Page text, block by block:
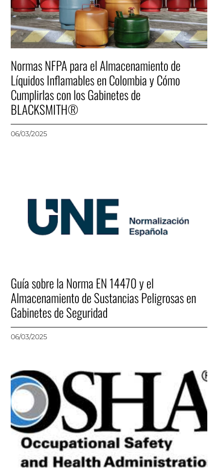
Normas NFPA para el Almacenamiento de
Líquidos Inflamables en Colombia y Cómo
Cumplirlas con los Gabinetes de
BLACKSMITH®
06/03/2025
Guía sobre la Norma EN 14470 y el
Almacenamiento de Sustancias Peligrosas en
Gabinetes de Seguridad
06/03/2025